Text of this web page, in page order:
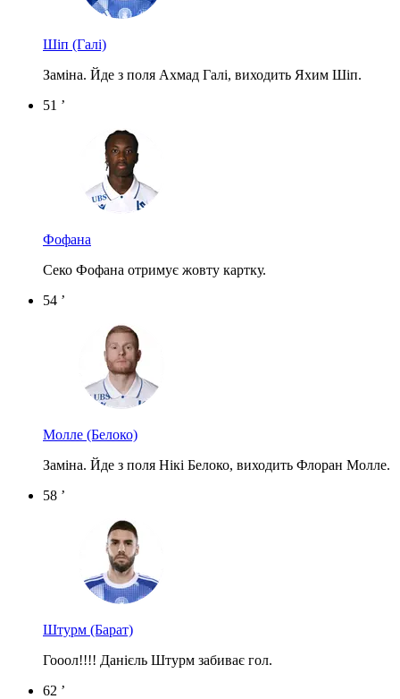
Шіп (Галі)
Заміна. Йде з поля Ахмад Галі, виходить Яхим Шіп.
51 ’
Фофана
Секо Фофана отримує жовту картку.
54 ’
Молле (Белоко)
Заміна. Йде з поля Нікі Белоко, виходить Флоран Молле.
58 ’
Штурм (Барат)
Гооол!!!! Данієль Штурм забиває гол.
62 ’